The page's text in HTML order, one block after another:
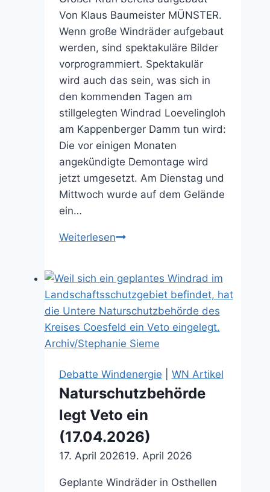
Von Klaus Baumeister MÜNSTER.
Wenn große Windräder aufgebaut
werden, sind spektakuläre Bilder
vorprogrammiert. Spektakulär
wird auch das sein, was sich in
den kommenden Tagen am
stillgelegten Windrad Loevelingloh
am Kappenberger Damm tun wird:
Die vor einigen Monaten
angekündigte Demontage wird
jetzt umgesetzt. Am Dienstag und
Mittwoch wurde auf dem Gelände
ein…
WeiterlesenPannenwindrad
Demontage
beginnt
(06.11.2025)
Debatte Windenergie WN Artikel
Naturschutzbehörde
legt Veto ein
(17.04.2026)
17. April 202619. April 2026
Geplante Windräder in Osthellen